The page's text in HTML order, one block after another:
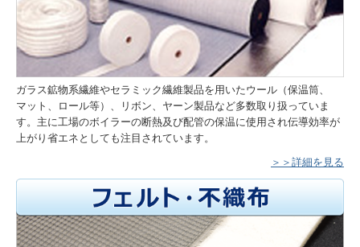
ガラス鉱物系繊維やセラミック繊維製品を用いたウール（保温筒、
マット、ロール等）、リボン、ヤーン製品など多数取り扱っていま
す。主に工場のボイラーの断熱及び配管の保温に使用され伝導効率が
上がり省エネとしても注目されています。
＞＞詳細を見る